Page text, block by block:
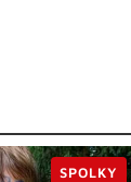
SPOLKY